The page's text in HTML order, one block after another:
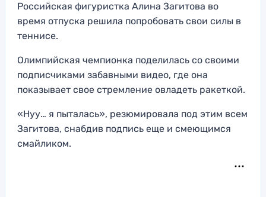
Российская фигуристка Алина Загитова во
время отпуска решила попробовать свои силы в
теннисе.
Олимпийская чемпионка поделилась со своими
подписчиками забавными видео, где она
показывает свое стремление овладеть ракеткой.
«Нуу… я пыталась», резюмировала под этим всем
Загитова, снабдив подпись еще и смеющимся
смайликом.